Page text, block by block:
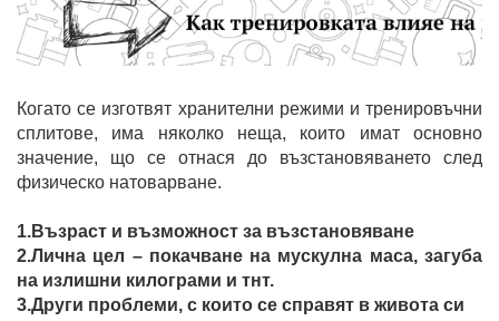
Когато се изготвят хранителни режими и тренировъчни
сплитове, има няколко неща, които имат основно
значение, що се отнася до възстановяването след
физическо натоварване.
1.Възраст и възможност за възстановяване
2.Лична цел – покачване на мускулна маса, загуба
на излишни килограми и тнт.
3.Други проблеми, с които се справят в живота си